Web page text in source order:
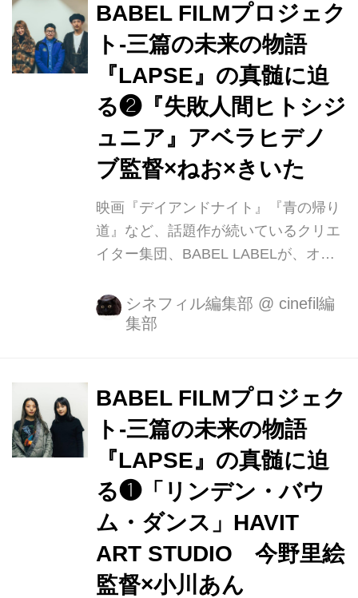
ベラヒデノブ、HAVIT ART STUDIO、
3組の監督陣が未来を自由に想像し、
ラプス(= 時の経過)に生きる人間の内
面を描いています。 シネフィルでは、
全3回にわたって監督、キャストイン
タビューを敢行。 第 3 回は、『SIN』
で監督を務めた志真健太郎さんと、出
演者の内田慈さん、手塚とお...
BABEL FILMプロジェク
ト-三篇の未来の物語
『LAPSE』の真髄に迫
る❷『失敗人間ヒトシジ
ュニア』アベラヒデノ
ブ監督×ねお×きいた
映画『デイアンドナイト』『青の帰り
道』など、話題作が続いているクリエ
イター集団、BABEL LABELが、オリ
げました。その名も＜BABEL FILM
＞。 その第１作目となるのが、２月16
ブ、HAVIT ART STUDIO、３組の監督
陣が未来を自由に想像し、ラプス（＝
時の経過）に生きる人間の内面を描い
ています。 BABEL LABELが描く ３篇
の未来の物語『LAPSE（ラプス）』
シネフィルでは、全３回にわたって監
督、キャストによる対談を敢行。第２
回は、『失敗人間ヒトシジュニア』...
シネフィル編集部 @ cinefil編
集部
BABEL FILMプロジェク
ト-三篇の未来の物語
『LAPSE』の真髄に迫
る❶「リンデン・バウ
ム・ダンス」HAVIT
ART STUDIO 今野里絵
監督×小川あん